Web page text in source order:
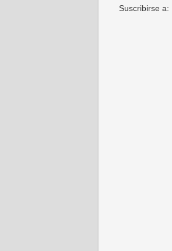
Suscribirse a: